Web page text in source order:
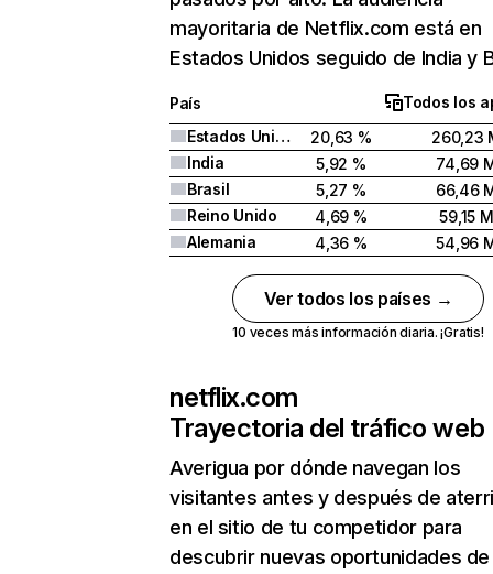
mayoritaria de Netflix.com está en
Estados Unidos seguido de India y
País
Todos los
Estados Unidos
20,63 %
260,23
India
5,92 %
74,69
Brasil
5,27 %
66,46
Reino Unido
4,69 %
59,15 M
Alemania
4,36 % 54,96
Ver todos los países →
10 veces más información diaria. ¡Gratis!
netflix.com
Trayectoria del tráfico web
Averigua por dónde navegan los
visitantes antes y después de
en el sitio de tu competidor para
descubrir nuevas oportunidades de